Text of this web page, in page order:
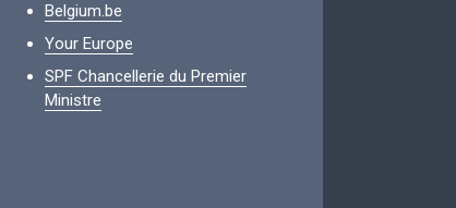
Belgium.be
Your Europe
SPF Chancellerie du Premier
Ministre